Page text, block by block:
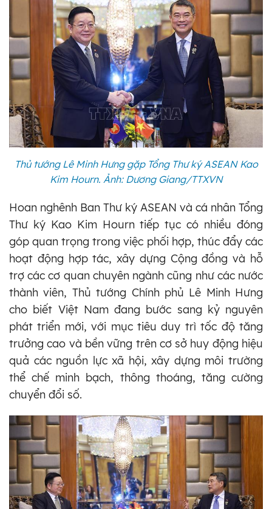
Thủ tướng Lê Minh Hưng gặp Tổng Thư ký ASEAN Kao
Kim Hourn. Ảnh: Dương Giang/TTXVN
Hoan nghênh Ban Thư ký ASEAN và cá nhân Tổng
Thư ký Kao Kim Hourn tiếp tục có nhiều đóng
góp quan trọng trong việc phối hợp, thúc đẩy các
hoạt động hợp tác, xây dựng Cộng đồng và hỗ
trợ các cơ quan chuyên ngành cũng như các nước
thành viên, Thủ tướng Chính phủ Lê Minh Hưng
cho biết Việt Nam đang bước sang kỷ nguyên
phát triển mới, với mục tiêu duy trì tốc độ tăng
trưởng cao và bền vững trên cơ sở huy động hiệu
quả các nguồn lực xã hội, xây dựng môi trường
thể chế minh bạch, thông thoáng, tăng cường
chuyển đổi số.